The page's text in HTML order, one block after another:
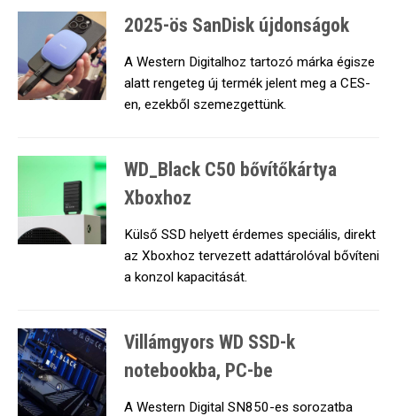
2025-ös SanDisk újdonságok
A Western Digitalhoz tartozó márka égisze
alatt rengeteg új termék jelent meg a CES-
en, ezekből szemezgettünk.
WD_Black C50 bővítőkártya
Xboxhoz
Külső SSD helyett érdemes speciális, direkt
az Xboxhoz tervezett adattárolóval bővíteni
a konzol kapacitását.
Villámgyors WD SSD-k
notebookba, PC-be
A Western Digital SN850-es sorozatba